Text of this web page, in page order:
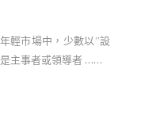
輕市場中，少數以”設
主事者或領導者 ……